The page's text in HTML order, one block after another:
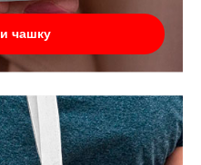
чашку